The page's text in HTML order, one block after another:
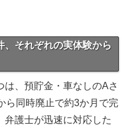
、それぞれの実体験から
、預貯金・車なしのAさ
ら同時廃止で約3か月で完
弁護士が迅速に対応した